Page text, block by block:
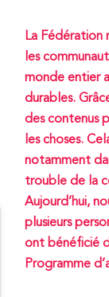
La Fédération
les
monde entier
durables.
des contenus
les choses.
notamment
trouble de la
Aujourd’hui,
plusieurs
ont bénéficié
Programme